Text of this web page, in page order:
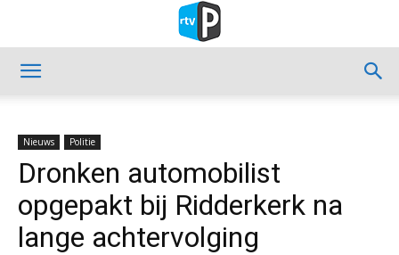
Nieuws Politie
Dronken automobilist
opgepakt bij Ridderkerk na
lange achtervolging